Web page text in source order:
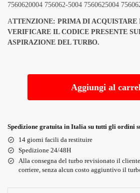
7560620004 756062-5004 7560625004
ATTENZIONE: PRIMA DI ACQUISTARE
VERIFICARE IL CODICE PRESENTE
ASPIRAZIONE DEL TURBO.
Aggiungi al
Spedizione gratuita in Italia su tutti gli ordini
14 giorni facili da restituire
Spedizione 24/48H
Alla consegna del turbo revisionato il
corriere, senza alcun costo aggiuntivo il